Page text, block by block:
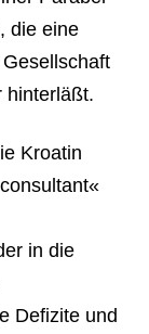
die eine
hinterläßt.
Kroatin
in die
Defizite und